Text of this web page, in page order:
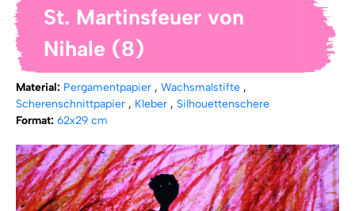
St. Martinsfeuer von
Nihale (8)
Material: Pergamentpapier , Wachsmalstifte ,
Scherenschnittpapier , Kleber , Silhouettenschere
Format: 62x29 cm